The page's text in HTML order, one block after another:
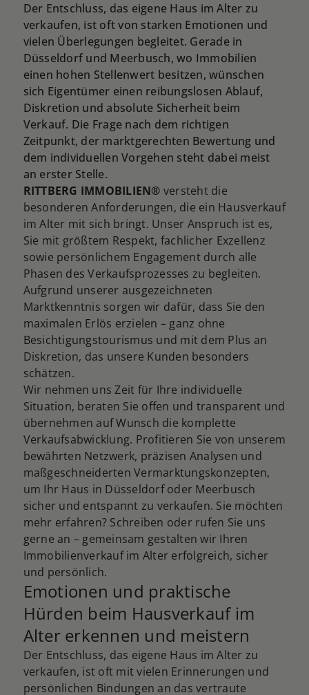
Der Entschluss, das eigene Haus im Alter zu
verkaufen, ist oft von starken Emotionen und
vielen Überlegungen begleitet. Gerade in
Düsseldorf und Meerbusch, wo Immobilien
einen hohen Stellenwert besitzen, wünschen
sich Eigentümer einen reibungslosen Ablauf,
Diskretion und absolute Sicherheit beim
Verkauf. Die Frage nach dem richtigen
Zeitpunkt, der marktgerechten Bewertung und
dem individuellen Vorgehen steht dabei meist
an erster Stelle.
RITTBERG IMMOBILIEN® versteht die
besonderen Anforderungen, die ein Hausverkauf
im Alter mit sich bringt. Unser Anspruch ist es,
Sie mit größtem Respekt, fachlicher Exzellenz
sowie persönlichem Engagement durch alle
Phasen des Verkaufsprozesses zu begleiten.
Aufgrund unserer ausgezeichneten
Marktkenntnis sorgen wir dafür, dass Sie den
maximalen Erlös erzielen – ganz ohne
Besichtigungstourismus und mit dem Plus an
Diskretion, das unsere Kunden besonders
schätzen.
Wir nehmen uns Zeit für Ihre individuelle
Situation, beraten Sie offen und transparent und
übernehmen auf Wunsch die komplette
Verkaufsabwicklung. Profitieren Sie von unserem
bewährten Netzwerk, präzisen Analysen und
maßgeschneiderten Vermarktungskonzepten,
um Ihr Haus in Düsseldorf oder Meerbusch
sicher und entspannt zu verkaufen. Sie möchten
mehr erfahren? Schreiben oder rufen Sie uns
gerne an – gemeinsam gestalten wir Ihren
Immobilienverkauf im Alter erfolgreich, sicher
und persönlich.
Emotionen und praktische
Hürden beim Hausverkauf im
Alter erkennen und meistern
Der Entschluss, das eigene Haus im Alter zu
verkaufen, ist oft mit vielen Erinnerungen und
persönlichen Bindungen an das vertraute